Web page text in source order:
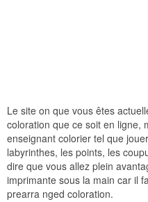
Le site on que vous êtes
coloration que ce soit en ligne,
enseignant colorier tel que
labyrinthes, les points, les
dire que vous allez plein
imprimante sous la main car il
prearra nged coloration.